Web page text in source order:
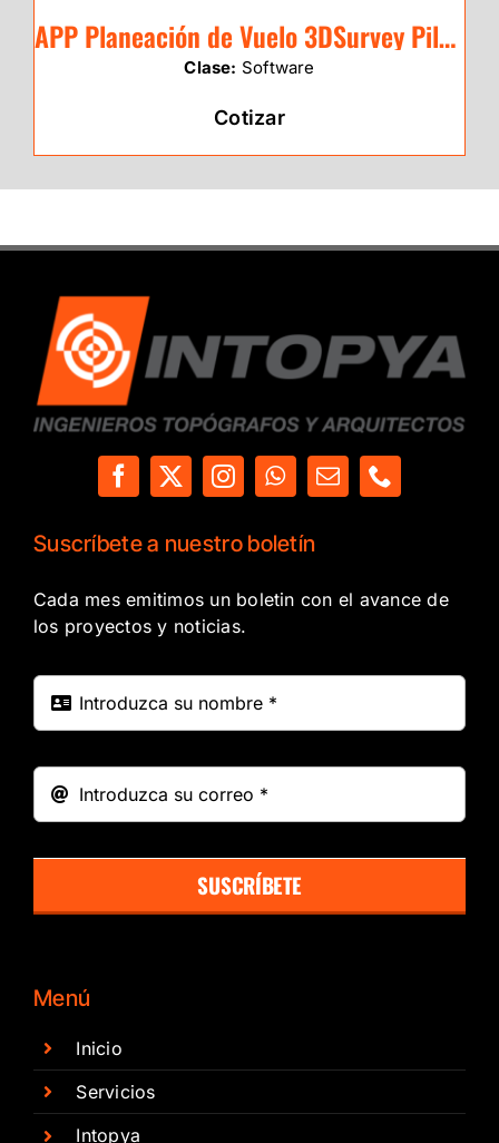
APP Planeación de Vuelo 3DSurvey Pilot (Gratis)
Clase: Software
Cotizar
Suscríbete a nuestro boletín
Cada mes emitimos un boletin con el avance de
los proyectos y noticias.
SUSCRÍBETE
Menú
Inicio
Servicios
Intopya